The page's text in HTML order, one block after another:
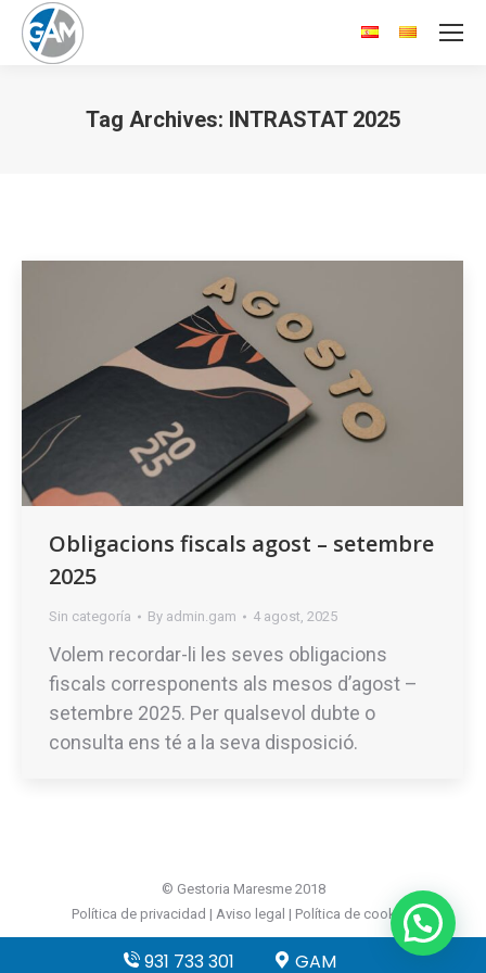
Tag Archives: INTRASTAT 2025
Obligacions fiscals agost – setembre
2025
Sin categoría By admin.gam 4 agost, 2025
Volem recordar-li les seves obligacions
fiscals corresponents als mesos d’agost –
setembre 2025. Per qualsevol dubte o
consulta ens té a la seva disposició.
© Gestoria Maresme 2018
Política de privacidad | Aviso legal | Política de cookies
931 733 301 GAM